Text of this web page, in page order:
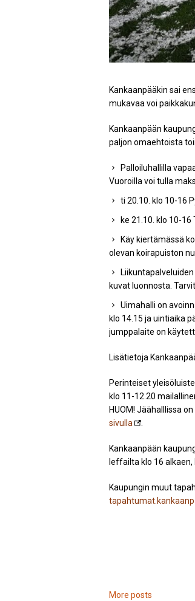
Kankaanpääkin sai
mukavaa voi
Kankaanpään
paljon omaehtoista
Palloiluhallilla
Vuoroilla voi tulla
ti 20.10. klo 10-16
ke 21.10. klo 10-
Käy kiertämässä
olevan koirapuiston
kuvat luonnosta.
Uimahalli on
klo 14.15 ja uintiaika
jumppalaite on
Lisätietoja
Perinteiset
klo 11-12.20
HUOM! Jäähalllissa
sivulla
.
Kankaanpään
leffailta klo 16
Kaupungin muut
More posts